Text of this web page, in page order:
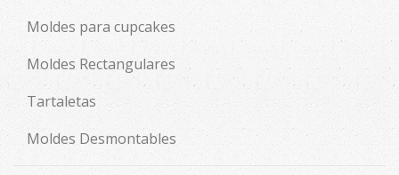
Moldes para cupcakes
Moldes Rectangulares
Tartaletas
Moldes Desmontables